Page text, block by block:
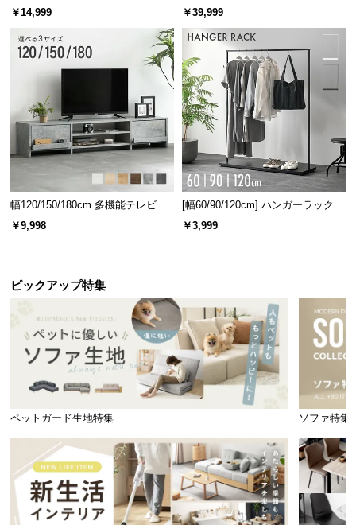
ベッド 8/12/16枚セット
￥14,999
ターテーブル 美しい格子デザイン
￥39,999
幅120/150/180cm 多機能テレビボ
ード 木目/石目調 オープン収納・
引き出し収納付き
￥9,998
[幅60/90/120cm] ハンガーラック
スチール 4段階高さ調節 サイドフ
ック オープンラック シンプル
￥3,999
ピックアップ特集
ペットガード生地特集 ソファ特集